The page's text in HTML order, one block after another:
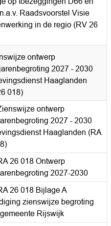
Raadsvoorstel Visie
in de regio (RV 26
ontwerp
2027 - 2030
Haaglanden
018)
ontwerp
2027 - 2030
Haaglanden (RA
26 018 Ontwerp
2027-2030
26 018 Bijlage A
zienswijze begroting
Rijswijk